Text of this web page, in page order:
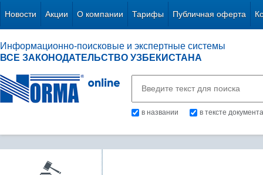
Новости Акции О компании Тарифы Публичная оферта
Информационно-поисковые и экспертные системы
ВСЕ ЗАКОНОДАТЕЛЬСТВО УЗБЕКИСТАНА
в названии в тексте документа